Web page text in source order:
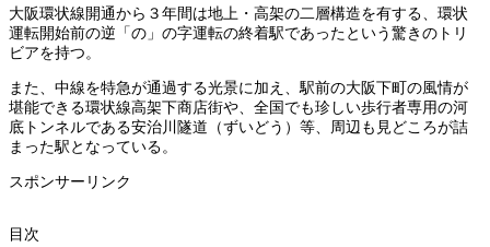
大阪環状線開通から３年間は地上・高架の二層構造を有する、環状
運転開始前の逆「の」の字運転の終着駅であったという驚きのトリ
ビアを持つ。
また、中線を特急が通過する光景に加え、駅前の大阪下町の風情が
堪能できる環状線高架下商店街や、全国でも珍しい歩行者専用の河
底トンネルである安治川隧道（ずいどう）等、周辺も見どころが詰
まった駅となっている。
スポンサーリンク
目次